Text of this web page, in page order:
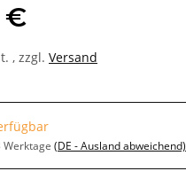
€
, zzgl. Versand
Werktage (DE - Ausland abweichend)